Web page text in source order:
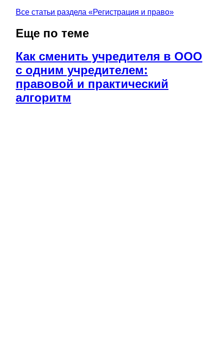
Все статьи раздела «Регистрация и право»
Еще по теме
Как сменить учредителя в ООО
с одним учредителем:
правовой и практический
алгоритм